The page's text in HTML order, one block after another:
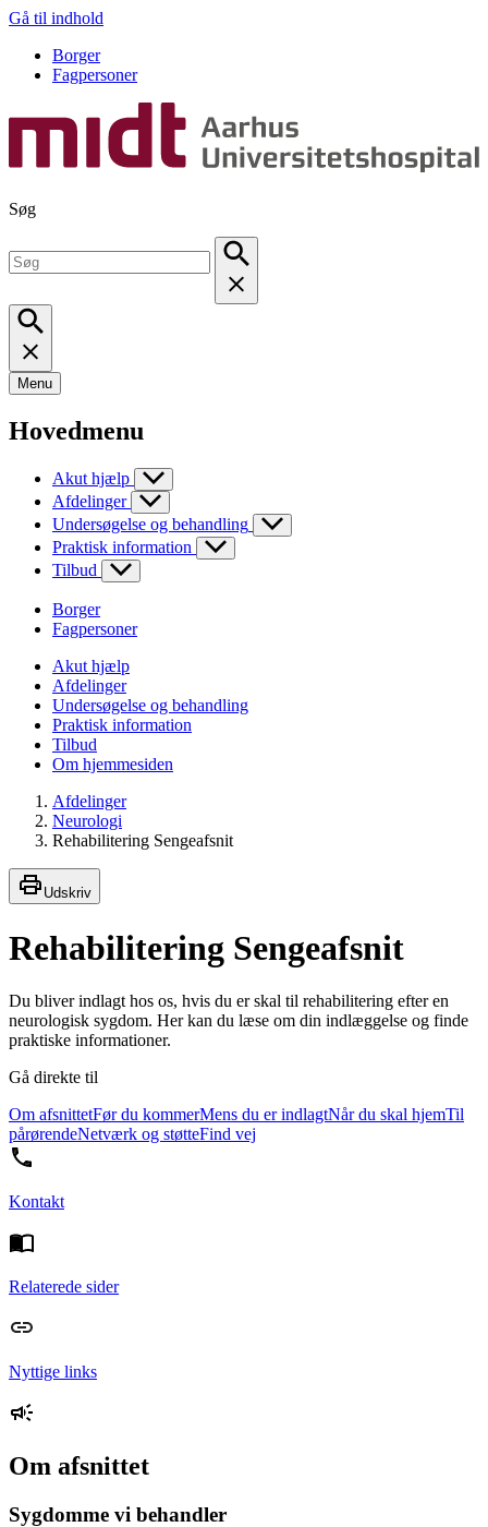
Gå til indhold
Borger
Fagpersoner
Søg
Menu
Hovedmenu
Akut hjælp
Afdelinger
Undersøgelse og behandling
Praktisk information
Tilbud
Borger
Fagpersoner
Akut hjælp
Afdelinger
Undersøgelse og behandling
Praktisk information
Tilbud
Om hjemmesiden
Afdelinger
Neurologi
Rehabilitering Sengeafsnit
Udskriv
Rehabilitering Sengeafsnit
Du bliver indlagt hos os, hvis du er skal til rehabilitering efter en
neurologisk sygdom. Her kan du læse om din indlæggelse og finde
praktiske informationer.
Gå direkte til
Om afsnittetFør du kommerMens du er indlagtNår du skal hjemTil
pårørendeNetværk og støtteFind vej
Kontakt
Relaterede sider
Nyttige links
Om afsnittet
Sygdomme vi behandler